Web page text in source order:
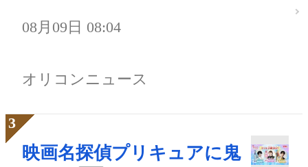
08月09日 08:04
オリコンニュース
映画名探偵プリキュアに鬼